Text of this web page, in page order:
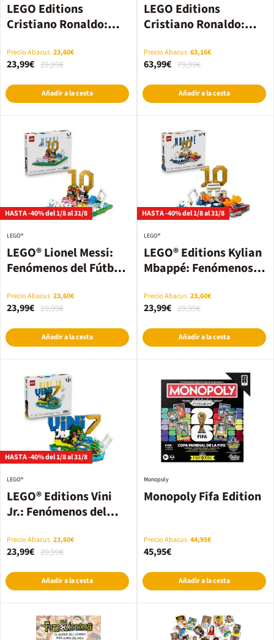
LEGO Editions
Cristiano Ronaldo:
(43012)
Precio Abacus 23,60€
29,99€
23,99€
Añadir a la cesta
LEGO Editions
Cristiano Ronaldo:
(43016)
Precio Abacus 63,16€
79,99€
63,99€
Añadir a la cesta
HASTA -40% del 1/8 al 31/8
LEGO® Lionel Messi:
Fenómenos del Fútbol
LEGO®
Precio Abacus 23,60€
29,99€
23,99€
Añadir a la cesta
HASTA -40% del 1/8 al 31/8
LEGO® Editions Kylian
Mbappé: Fenómenos
LEGO®
Precio Abacus 23,60€
29,99€
23,99€
Añadir a la cesta
HASTA -40% del 1/8 al 31/8
LEGO® Editions Vini
Jr.: Fenómenos del
LEGO®
Precio Abacus 23,60€
29,99€
23,99€
Añadir a la cesta
Monopoly Fifa Edition
Monopoly
Precio Abacus 44,95€
45,95€
Añadir a la cesta